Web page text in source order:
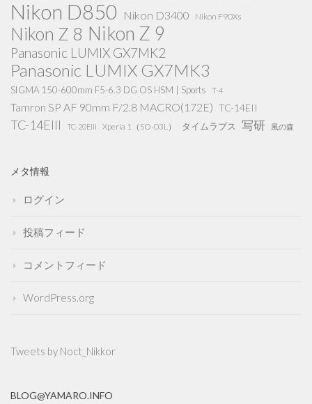
Nikon D850 Nikon D3400 Nikon F90Xs
Nikon Z 8 Nikon Z 9
Panasonic LUMIX GX7MK2
Panasonic LUMIX GX7MK3
SIGMA 150-600mm F5-6.3 DG OS HSM | Sports T-4
Tamron SP AF 90mm F/2.8 MACRO(172E) TC-14EII
TC-14EIII TC-20EIII Xperia 1（SO-03L） タイムラプス 写研 風の森
メタ情報
ログイン
投稿フィード
コメントフィード
WordPress.org
Tweets by Noct_Nikkor
BLOG@YAMARO.INFO